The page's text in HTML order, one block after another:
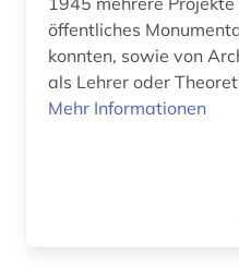
extremismus (1)
exulant (1)
faksimile (1)
öffentliches
konnten, sowie von
als Lehrer oder
Mehr Informationen